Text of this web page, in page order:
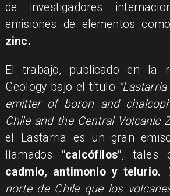
de investigadores
emisiones de elementos como
zinc.
El trabajo, publicado en la
Geology bajo el título
emitter of boron and
Chile and the Central Volcanic
el Lastarria es un gran
llamados "calcófilos", tales
cadmio, antimonio y telurio.
norte de Chile que los